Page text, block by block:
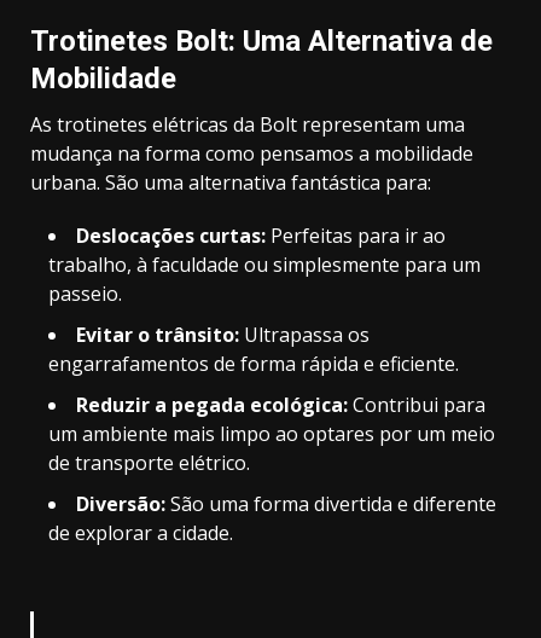
Trotinetes Bolt: Uma Alternativa de
Mobilidade
As trotinetes elétricas da Bolt representam uma
mudança na forma como pensamos a mobilidade
urbana. São uma alternativa fantástica para:
Deslocações curtas: Perfeitas para ir ao
trabalho, à faculdade ou simplesmente para um
passeio.
Evitar o trânsito: Ultrapassa os
engarrafamentos de forma rápida e eficiente.
Reduzir a pegada ecológica:Contribui para
um ambiente mais limpo ao optares por um meio
de transporte elétrico.
Diversão:São uma forma divertida e diferente
de explorar a cidade.